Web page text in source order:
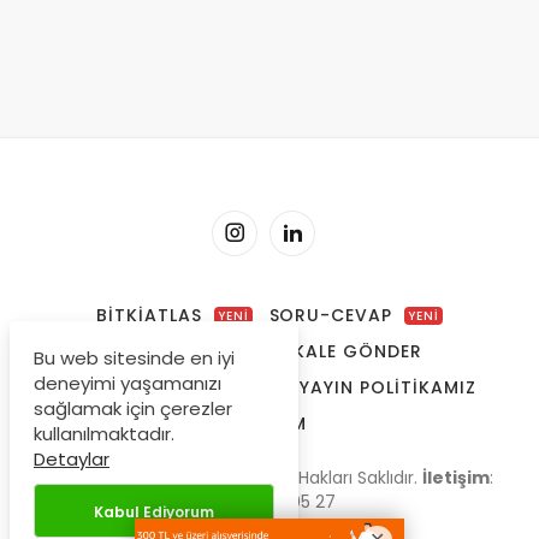
BITKIATLAS YENİ SORU-CEVAP YENİ
YAZARLARIMIZ
MAKALE GÖNDER
REKLAM & SPONSORLUK
YAYIN POLITIKAMIZ
İLETIŞIM
© Copyright 2009-2026, Tüm Hakları Saklıdır. İletişim:
0 535 668 05 27
Bu web sitesinde en iyi
deneyimi yaşamanızı
sağlamak için çerezler
kullanılmaktadır.
Detaylar
Kabul Ediyorum